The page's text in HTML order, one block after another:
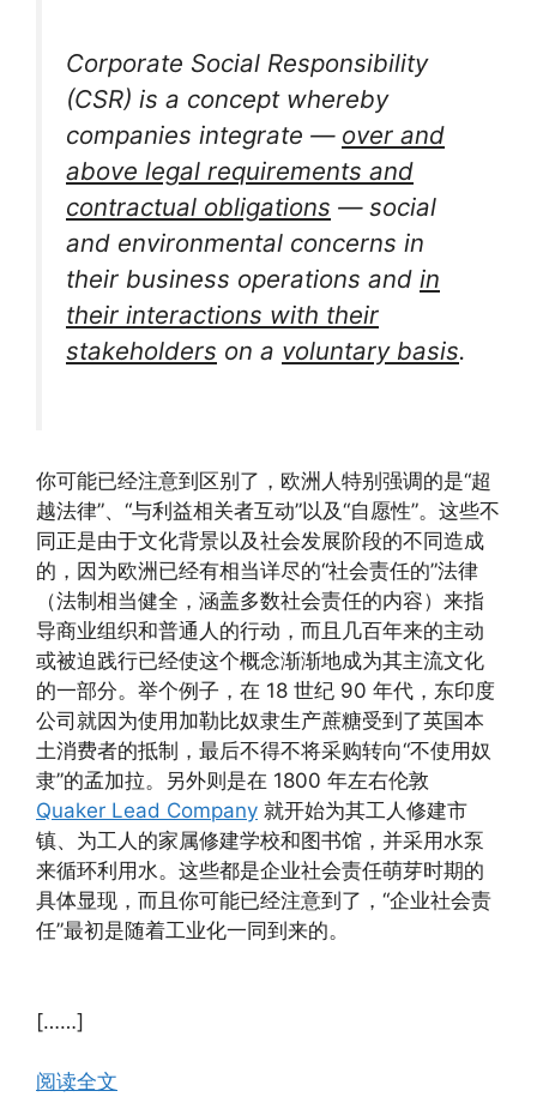
Corporate Social Responsibility
(CSR) is a concept whereby
companies integrate — over and
above legal requirements and
contractual obligations — social
and environmental concerns in
their business operations and in
their interactions with their
stakeholders on a voluntary basis.
你可能已经注意到区别了，欧洲人特别强调的是“超
越法律”、“与利益相关者互动”以及“自愿性”。这些不
同正是由于文化背景以及社会发展阶段的不同造成
的，因为欧洲已经有相当详尽的“社会责任的”法律
（法制相当健全，涵盖多数社会责任的内容）来指
导商业组织和普通人的行动，而且几百年来的主动
或被迫践行已经使这个概念渐渐地成为其主流文化
的一部分。举个例子，在 18 世纪 90 年代，东印度
公司就因为使用加勒比奴隶生产蔗糖受到了英国本
土消费者的抵制，最后不得不将采购转向“不使用奴
隶”的孟加拉。另外则是在 1800 年左右伦敦
Quaker Lead Company 就开始为其工人修建市
镇、为工人的家属修建学校和图书馆，并采用水泵
来循环利用水。这些都是企业社会责任萌芽时期的
具体显现，而且你可能已经注意到了，“企业社会责
任”最初是随着工业化一同到来的。
[……]
阅读全文